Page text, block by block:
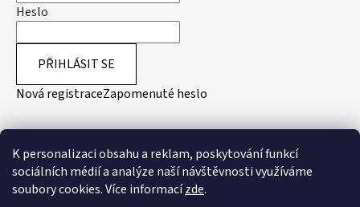
K personalizaci obsahu a reklam, poskytování funkcí
sociálních médií a analýze naší návštěvnosti využíváme
soubory cookies. Více informacízde.
Heslo
PŘIHLÁSIT SE
Nová registraceZapomenuté heslo
Přijímáme online platby